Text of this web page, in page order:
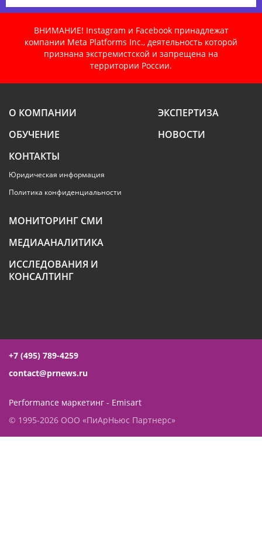
ВНИМАНИЕ! Instagram и Facebook принадлежат
компании Meta Platforms Inc., деятельность которой
признана экстремистской и запрещена на
территории России.
О КОМПАНИИ
ЭКСПЕРТИЗА
ОБУЧЕНИЕ
НОВОСТИ
КОНТАКТЫ
Юридическая информация
Политика конфиденциальности
МОНИТОРИНГ СМИ
МЕДИААНАЛИТИКА
ИССЛЕДОВАНИЯ И
КОНСАЛТИНГ
© 1995-2026 ООО «ПиАрНьюс Партнерс»
+7 (495) 789-4259
contact@prnews.ru
Performance маркетинг - Emisart